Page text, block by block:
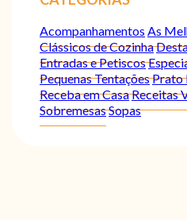
Acompanhamentos As
Clássicos de Cozinha
Entradas e Petiscos
Pequenas TentaçõesPrato
Receba em CasaReceitas
SobremesasSopas